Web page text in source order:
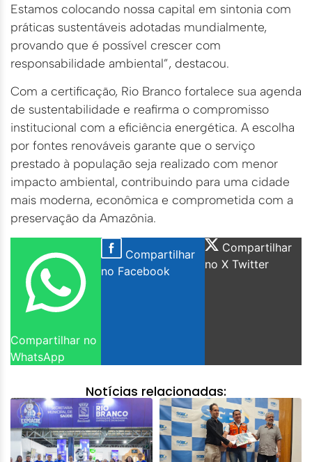
Estamos colocando nossa capital em sintonia com
práticas sustentáveis adotadas mundialmente,
provando que é possível crescer com
responsabilidade ambiental”, destacou.
Com a certificação, Rio Branco fortalece sua agenda
de sustentabilidade e reafirma o compromisso
institucional com a eficiência energética. A escolha
por fontes renováveis garante que o serviço
prestado à população seja realizado com menor
impacto ambiental, contribuindo para uma cidade
mais moderna, econômica e comprometida com a
preservação da Amazônia.
Compartilhar no
WhatsApp
Compartilhar
no Facebook
Compartilhar
no X Twitter
Notícias relacionadas: